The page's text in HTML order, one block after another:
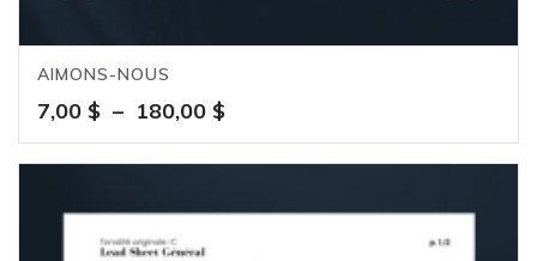
AIMONS-NOUS
7,00 $ – 180,00 $Plage
de
prix :
à